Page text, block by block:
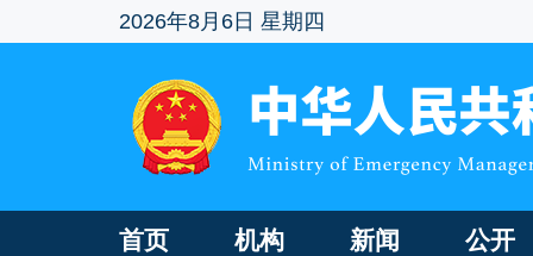
2026年8月6日 星期四
首页 机构 新闻 公开